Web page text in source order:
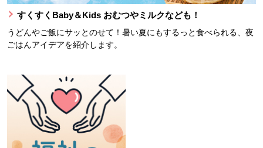
すくすくBaby＆Kids おむつやミルクなども！
うどんやご飯にサッとのせて！暑い夏にもするっと食べられる、夜
ごはんアイデアを紹介します。